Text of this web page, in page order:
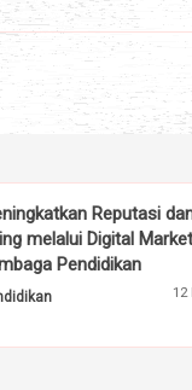
Reputasi
melalui Digital
Pendidikan
12